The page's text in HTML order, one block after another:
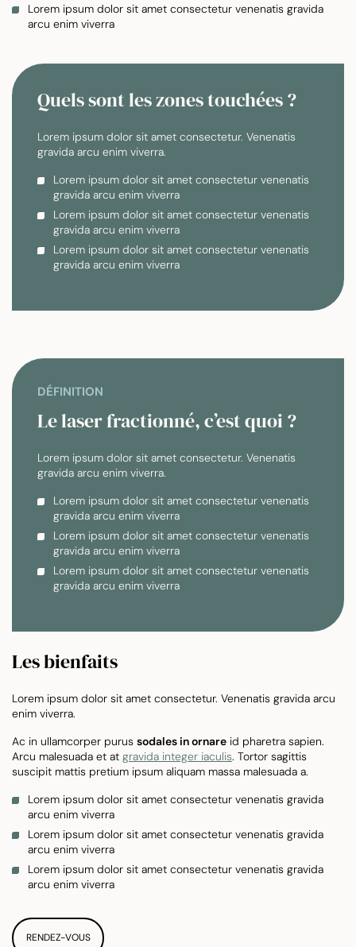
Quels sont les zones touchées ?
Lorem ipsum dolor sit amet consectetur. Venenatis
gravida arcu enim viverra.
Lorem ipsum dolor sit amet consectetur venenatis
gravida arcu enim viverra
Lorem ipsum dolor sit amet consectetur venenatis
gravida arcu enim viverra
Lorem ipsum dolor sit amet consectetur venenatis
gravida arcu enim viverra
Lorem ipsum dolor sit amet consectetur venenatis gravida
arcu enim viverra
DÉFINITION
Le laser fractionné, c’est quoi ?
Lorem ipsum dolor sit amet consectetur. Venenatis
gravida arcu enim viverra.
Lorem ipsum dolor sit amet consectetur venenatis
gravida arcu enim viverra
Lorem ipsum dolor sit amet consectetur venenatis
gravida arcu enim viverra
Lorem ipsum dolor sit amet consectetur venenatis
gravida arcu enim viverra
Les bienfaits
Lorem ipsum dolor sit amet consectetur. Venenatis gravida arcu
enim viverra.
Ac in ullamcorper purus sodales in ornare id pharetra sapien.
Arcu malesuada et at gravida integer iaculis. Tortor sagittis
suscipit mattis pretium ipsum aliquam massa malesuada a.
Lorem ipsum dolor sit amet consectetur venenatis gravida
arcu enim viverra
Lorem ipsum dolor sit amet consectetur venenatis gravida
arcu enim viverra
Lorem ipsum dolor sit amet consectetur venenatis gravida
arcu enim viverra
RENDEZ-VOUS